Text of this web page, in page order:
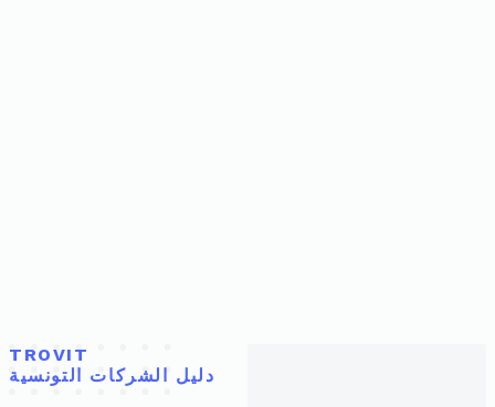
TROVIT
دليل الشركات التونسية